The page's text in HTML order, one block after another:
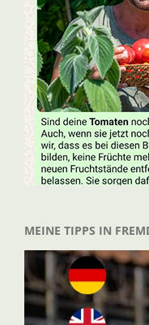
MEINE TIPPS IN